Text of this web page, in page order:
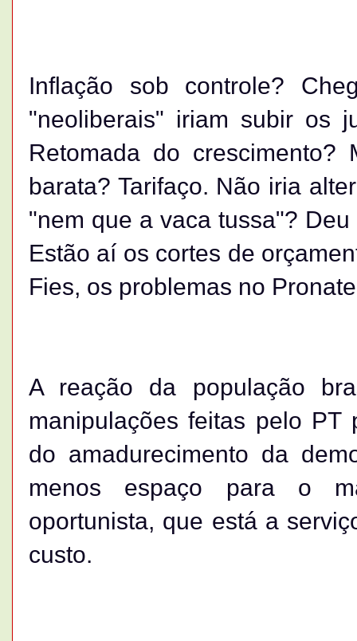
Inflação sob controle?
"neoliberais" iriam subir os
Retomada do
barata? Tarifaço. Não iria
"nem que a vaca tussa"?
Estão aí os cortes de
Fies, os problemas no
A reação da população
manipulações feitas pelo
do amadurecimento da
menos espaço para o
oportunista, que está a
custo.